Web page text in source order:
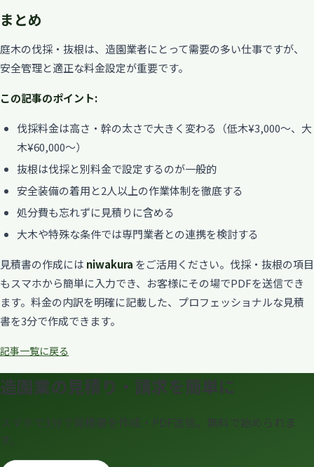
まとめ
庭木の伐採・抜根は、造園業者にとって需要の多い仕事ですが、
安全管理と適正な料金設定が重要です。
この記事のポイント:
伐採料金は高さ・幹の太さで大きく変わる（低木¥3,000〜、大
木¥60,000〜）
抜根は伐採と別料金で設定するのが一般的
安全装備の着用と2人以上の作業体制を徹底する
処分費も忘れずに見積りに含める
大木や特殊な条件では専門業者との連携を検討する
見積書の作成には niwakura をご活用ください。伐採・抜根の項目
もスマホから簡単に入力でき、お客様にその場でPDFを送信でき
ます。料金の内訳を明確に記載した、プロフェッショナルな見積
書を3分で作成できます。
記事一覧に戻る
造園業の見積り・請求を簡単に
スマホで3分で見積書を作成・PDF送信。無料で始められま
す。